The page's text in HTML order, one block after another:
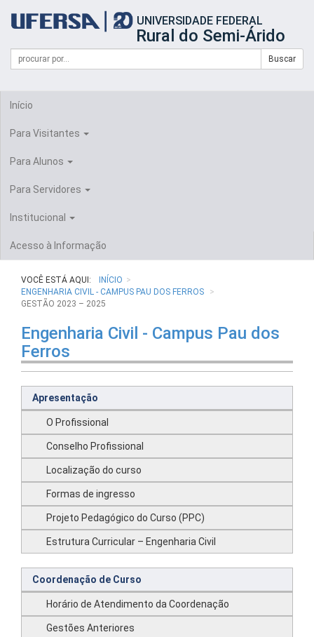
portal
UFERSA
UNIVERSIDADE FEDERAL
Rural do Semi-Árido
Formulário
Busca
Campo
de
Buscar
Início
Para Visitantes
Para Alunos
Para Servidores
Institucional
Acesso à Informação
VOCÊ ESTÁ AQUI:
INÍCIO
ENGENHARIA CIVIL - CAMPUS PAU DOS FERROS
GESTÃO 2023 – 2025
Engenharia Civil - Campus Pau dos
Ferros
Apresentação
O Profissional
Conselho Profissional
Localização do curso
Formas de ingresso
Projeto Pedagógico do Curso (PPC)
Estrutura Curricular – Engenharia Civil
Coordenação de Curso
Horário de Atendimento da Coordenação
Gestões Anteriores